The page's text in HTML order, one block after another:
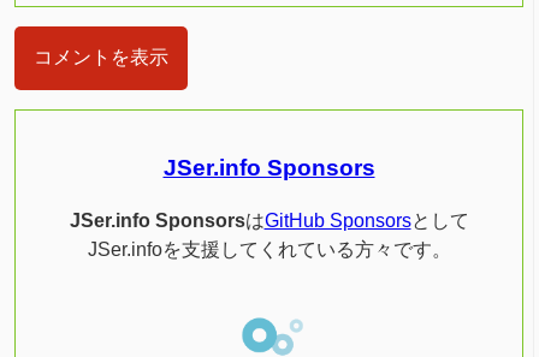
コメントを表示
JSer.info Sponsors
JSer.info SponsorsはGitHub Sponsorsとして
JSer.infoを支援してくれている方々です。